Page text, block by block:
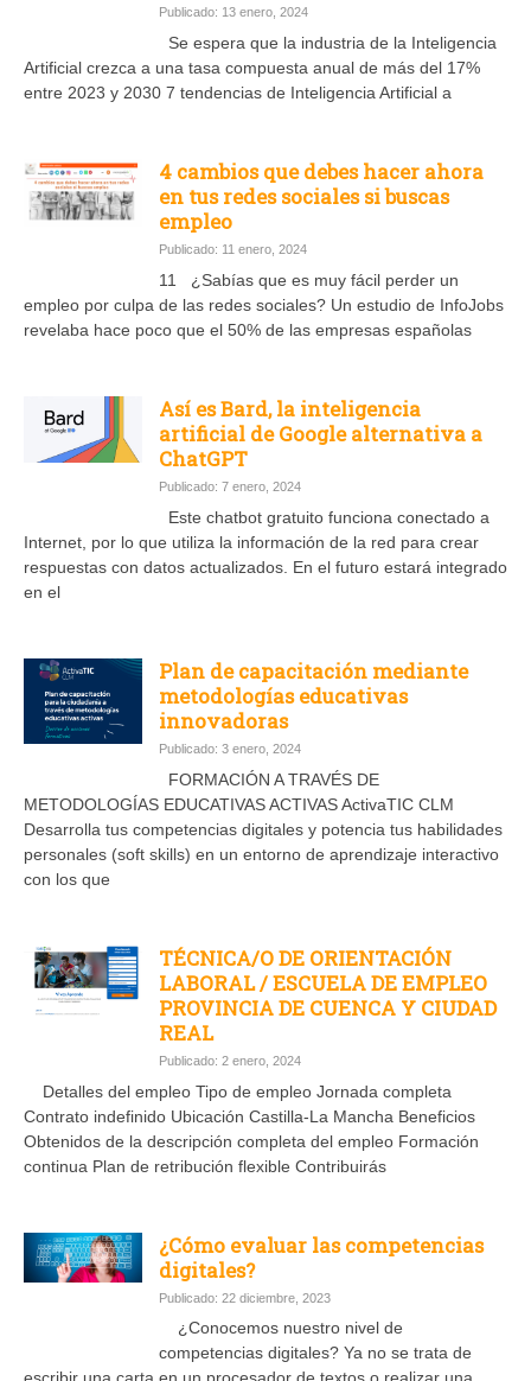
Publicado: 13 enero, 2024
Se espera que la industria de la Inteligencia
Artificial crezca a una tasa compuesta anual de más del 17%
entre 2023 y 2030 7 tendencias de Inteligencia Artificial a
4 cambios que debes hacer ahora
en tus redes sociales si buscas
empleo
Publicado: 11 enero, 2024
11 ¿Sabías que es muy fácil perder un
empleo por culpa de las redes sociales? Un estudio de InfoJobs
revelaba hace poco que el 50% de las empresas españolas
Así es Bard, la inteligencia
artificial de Google alternativa a
ChatGPT
Publicado: 7 enero, 2024
Este chatbot gratuito funciona conectado a
Internet, por lo que utiliza la información de la red para crear
respuestas con datos actualizados. En el futuro estará integrado
en el
Plan de capacitación mediante
metodologías educativas
innovadoras
Publicado: 3 enero, 2024
FORMACIÓN A TRAVÉS DE
METODOLOGÍAS EDUCATIVAS ACTIVAS ActivaTIC CLM
Desarrolla tus competencias digitales y potencia tus habilidades
personales (soft skills) en un entorno de aprendizaje interactivo
con los que
TÉCNICA/O DE ORIENTACIÓN
LABORAL / ESCUELA DE EMPLEO
PROVINCIA DE CUENCA Y CIUDAD
REAL
Publicado: 2 enero, 2024
Detalles del empleo Tipo de empleo Jornada completa
Contrato indefinido Ubicación Castilla-La Mancha Beneficios
Obtenidos de la descripción completa del empleo Formación
continua Plan de retribución flexible Contribuirás
¿Cómo evaluar las competencias
digitales?
Publicado: 22 diciembre, 2023
¿Conocemos nuestro nivel de
competencias digitales? Ya no se trata de